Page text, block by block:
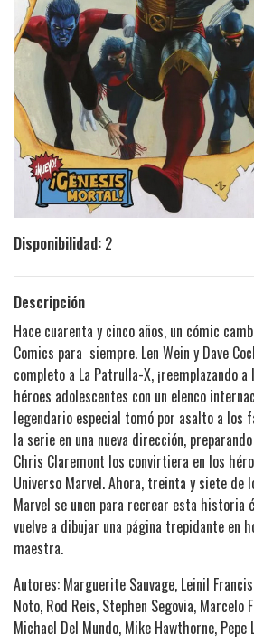
Disponibilidad: 2
Descripción
Hace cuarenta y cinco años, un cómic
Comics para siempre. Len Wein y Dave
completo a La Patrulla-X, ¡reemplazando
héroes adolescentes con un elenco
legendario especial tomó por asalto a los
la serie en una nueva dirección,
Chris Claremont los convirtiera en los
Universo Marvel. Ahora, treinta y siete
Marvel se unen para recrear esta historia
vuelve a dibujar una página trepidante en
maestra.
Autores: Marguerite Sauvage, Leinil
Noto, Rod Reis, Stephen Segovia,
Michael Del Mundo, Mike Hawthorne, Pepe